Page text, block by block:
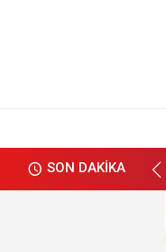
SON DAKİKA